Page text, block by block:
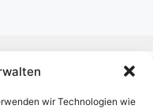
wir Technologien wie